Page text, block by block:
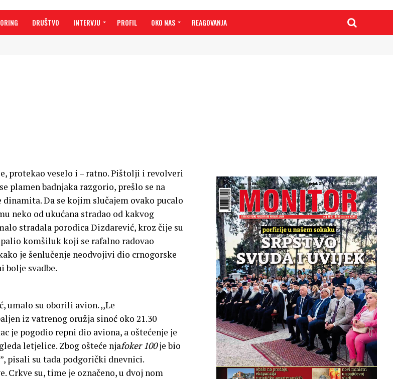
DRUŠTVO INTERVJU PROFIL OKO NAS REAGOVANJA
protekao veselo i – ratno. Pištolji i revolveri
plamen badnjaka razgorio, prešlo se na
Da se kojim slučajem ovako pucalo
neko od ukućana stradao od kakvog
stradala porodica Dizdarević, kroz čije su
komšiluk koji se rafalno radovao
je šenlučenje neodvojivi dio crnogorske
bolje svadbe.
umalo su oborili avion. ,,Le
iz vatrenog oružja sinoć oko 21.30
je pogodio repni dio aviona, a ošte­ćenje je
letjelice. Zbog ošteće njafoker 100je bio
pisali su tada podgorički dnevnici.
Crkve su, time je označeno, u dvoj nom